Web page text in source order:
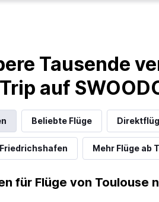
Tausende
auf
Beliebte Flüge
Mehr Flüge ab
für Flüge von Toulouse